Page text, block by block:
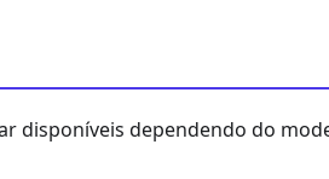
disponíveis dependendo do